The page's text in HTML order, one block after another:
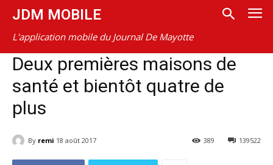
JDM MOBILE
L'application mobile du Journal De Mayotte
Deux premières maisons de
santé et bientôt quatre de
plus
By remi 18 août 2017 139522
389